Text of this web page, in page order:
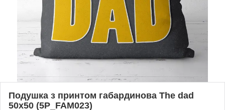
Подушка з принтом габардинова The dad
50x50 (5P_FAM023)